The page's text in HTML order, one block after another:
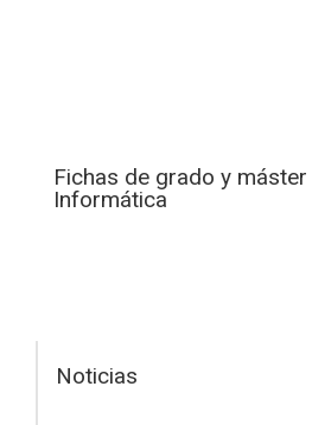
Fichas de grado y máster
Informática
Noticias